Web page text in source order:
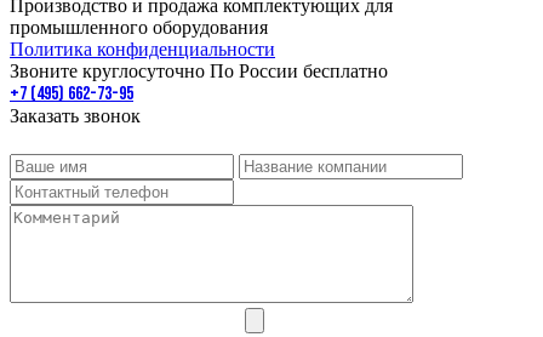
Производство и продажа комплектующих для
промышленного оборудования
Политика конфиденциальности
Звоните круглосуточно По России бесплатно
+7 (495) 662-73-95
Заказать звонок